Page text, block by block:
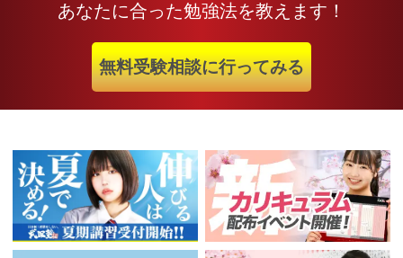
あなたに合った勉強法を教えます！
無料受験相談に行ってみる